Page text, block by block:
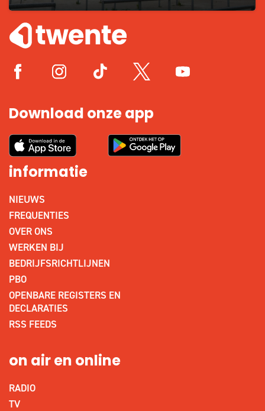
Download onze app
informatie
NIEUWS
FREQUENTIES
OVER ONS
WERKEN BIJ
BEDRIJFSRICHTLIJNEN
PBO
OPENBARE REGISTERS EN
DECLARATIES
RSS FEEDS
on air en online
RADIO
TV